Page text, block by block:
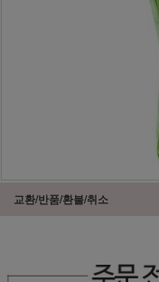
교환/반품/환불/취소